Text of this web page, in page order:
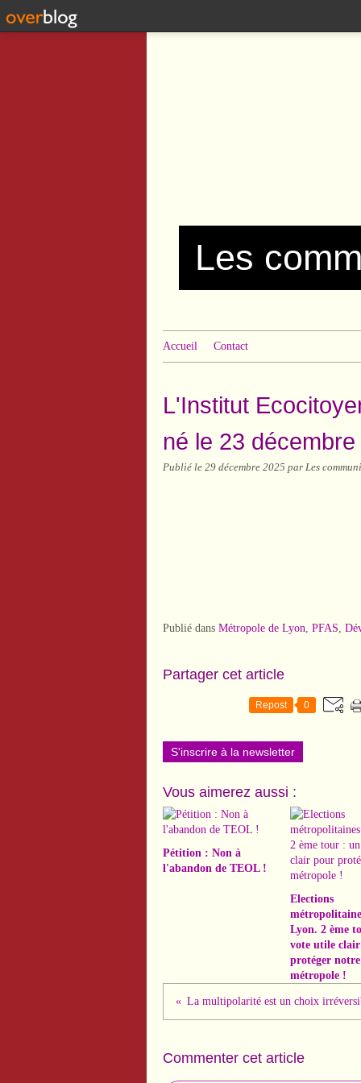
Accueil Contact
L'Institut
né le 23 décembre
Publié le 29 décembre 2025 par Les
Publié dans Métropole de Lyon, PFAS,
Partager cet article
Repost 0
S'inscrire à la newsletter
Vous aimerez aussi :
Pétition : Non à
l'abandon de TEOL !
Elections
Lyon. 2 ème
vote utile
protéger notre
métropole !
Commenter cet article